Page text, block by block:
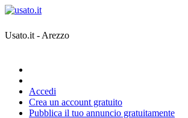
Usato.it - Arezzo
Accedi
Crea un account gratuito
Pubblica il tuo annuncio gratuitamente